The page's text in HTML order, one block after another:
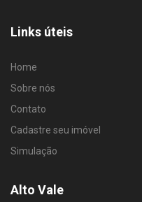
Links úteis
Home
Sobre nós
Contato
Cadastre seu imóvel
Simulação
Alto Vale